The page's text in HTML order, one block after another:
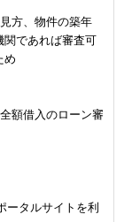
方、物件の築年
関であれば審査可
め
額借入のローン審
ータルサイトを利